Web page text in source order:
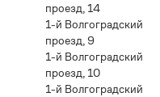
проезд, 14
1-й Волгоградский
проезд, 9
1-й Волгоградский
проезд, 10
1-й Волгоградский